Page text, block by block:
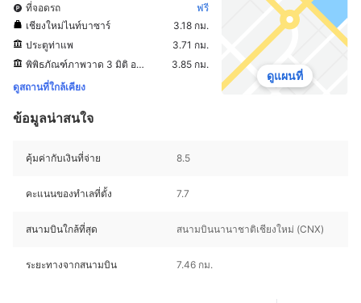
ที่จอดรถ
ฟรี
เชียงใหม่ไนท์บาซาร์
3.18 กม.
ประตูท่าแพ
3.71 กม.
พิพิธภัณฑ์ภาพวาด 3 มิติ อาร์ท อิน พาราไดซ์ เชียงใหม่
3.85 กม.
ดูสถานที่ใกล้เคียง
ดูแผนที่
ข้อมูลน่าสนใจ
คุ้มค่ากับเงินที่จ่าย 8.5
คะแนนของทำเลที่ตั้ง 7.7
สนามบินใกล้ที่สุด สนามบินนานาชาติเชียงใหม่ (CNX)
ระยะทางจากสนามบิน 7.46 กม.